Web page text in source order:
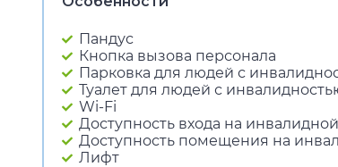
Пандус
Кнопка вызова персонала
Парковка для людей с
Туалет для людей с
Wi-Fi
Доступность входа на
Доступность помещения на
Лифт